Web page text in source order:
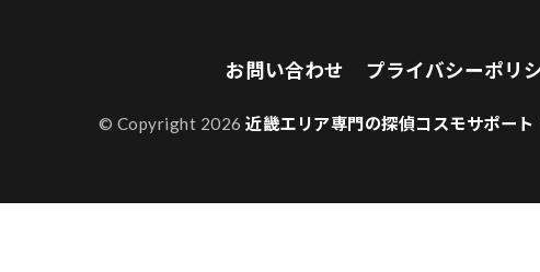
お問い合わせ プライバシーポリ
© Copyright 2026 近畿エリア専門の探偵コスモサポー